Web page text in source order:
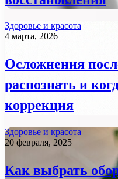
Здоровье и красота
4 марта, 2026
Осложнения
распознать и
коррекция
Здоровье и красота
20 февраля, 2025
Как выбрать